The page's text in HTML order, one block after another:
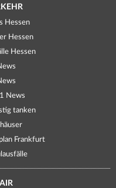
Hessen
Hessen
Hessen
News
tanken
Frankfurt